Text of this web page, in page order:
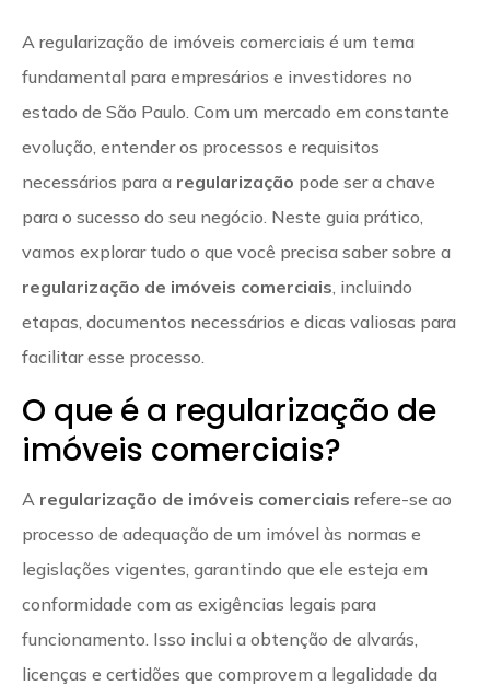
A regularização de imóveis comerciais é um tema
fundamental para empresários e investidores no
estado de São Paulo. Com um mercado em constante
evolução, entender os processos e requisitos
necessários para a regularização pode ser a chave
para o sucesso do seu negócio. Neste guia prático,
vamos explorar tudo o que você precisa saber sobre a
regularização de imóveis comerciais , incluindo
etapas, documentos necessários e dicas valiosas para
facilitar esse processo.
O que é a regularização de
imóveis comerciais?
A regularização de imóveis comerciais refere-se ao
processo de adequação de um imóvel às normas e
legislações vigentes, garantindo que ele esteja em
conformidade com as exigências legais para
funcionamento. Isso inclui a obtenção de alvarás,
licenças e certidões que comprovem a legalidade da